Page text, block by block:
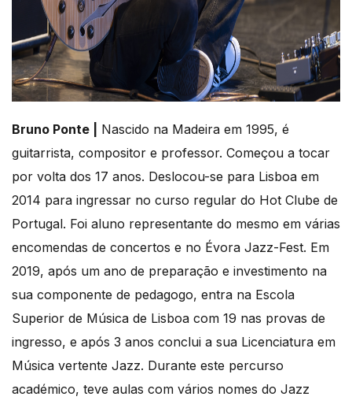
Bruno Ponte |
Nascido na Madeira em 1995, é
guitarrista, compositor e professor. Começou a tocar
por volta dos 17 anos. Deslocou-se para Lisboa em
2014 para ingressar no curso regular do Hot Clube de
Portugal. Foi aluno representante do mesmo em várias
encomendas de concertos e no Évora Jazz-Fest. Em
2019, após um ano de preparação e investimento na
sua componente de pedagogo, entra na Escola
Superior de Música de Lisboa com 19 nas provas de
ingresso, e após 3 anos conclui a sua Licenciatura em
Música vertente Jazz. Durante este percurso
académico, teve aulas com vários nomes do Jazz